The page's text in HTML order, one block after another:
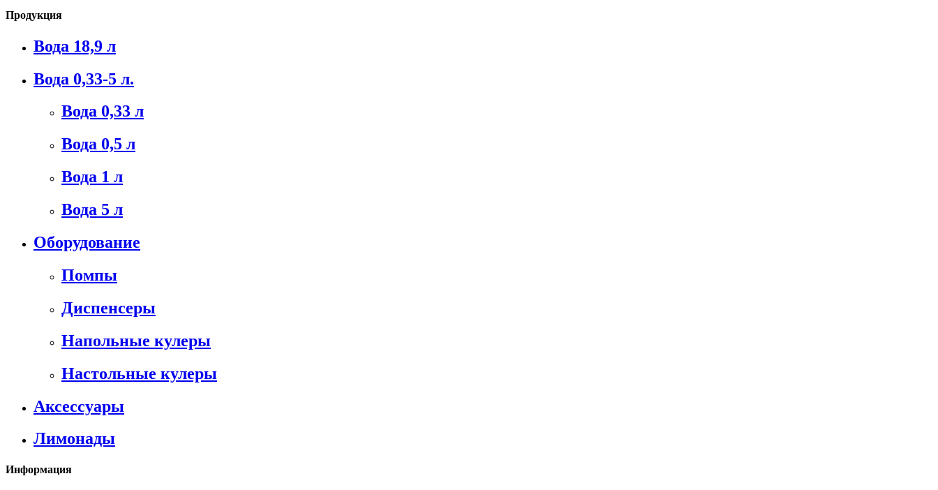
Продукция
Вода 18,9 л
Вода 0,33-5 л.
Вода 0,33 л
Вода 0,5 л
Вода 1 л
Вода 5 л
Оборудование
Помпы
Диспенсеры
Напольные кулеры
Настольные кулеры
Аксессуары
Лимонады
Информация